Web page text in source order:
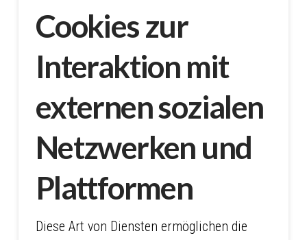
Cookies zur
Interaktion mit
externen sozialen
Netzwerken und
Plattformen
Diese Art von Diensten ermöglichen die